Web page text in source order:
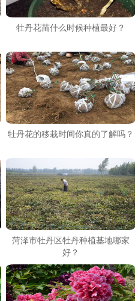
牡丹花苗什么时候种植最好？
牡丹花的移栽时间你真的了解吗？
菏泽市牡丹区牡丹种植基地哪家
好？